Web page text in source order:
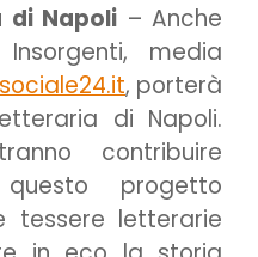
di Napoli – Anche
media
, porterà
di Napoli.
contribuire
progetto
tessere letterarie